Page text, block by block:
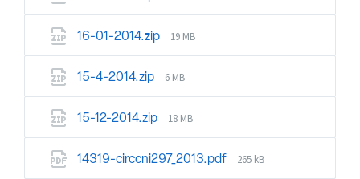
16-01-2014.zip 19 MB
15-4-2014.zip 6 MB
15-12-2014.zip 18 MB
14319-circcni297_2013.pdf 265 kB